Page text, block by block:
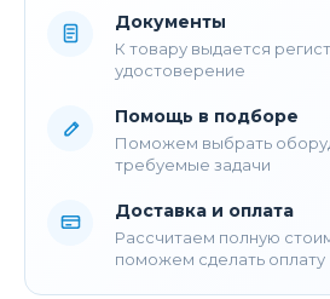
Документы
К товару выдается
удостоверение
Помощь в подборе
Поможем выбрать
требуемые задачи
Доставка и оплата
Рассчитаем полную
поможем сделать оплату